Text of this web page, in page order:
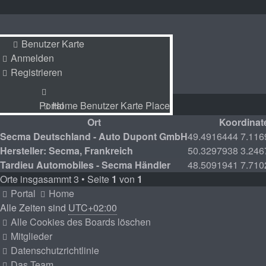
Benutzer Karte
Anmelden
Registrieren
PortalHome Benutzer Karte Place
Benutzer Karte
Anmelden
Registrieren
Ort
Secma Deutschland - Auto Dupont GmbH49.4916444
Hersteller: Secma, Frankreich
50.3297938
Tardieu Automobiles - Secma Händler
48.5091941
Orte insgasammt 3 • Seite 1 von 1
Portal
Home
Alle Zeiten sind UTC+02:00
Alle Cookies des Boards löschen
Mitglieder
Datenschutzrichtlinie